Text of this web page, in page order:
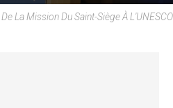
La Mission Du Saint-Siège À L'UNESCO